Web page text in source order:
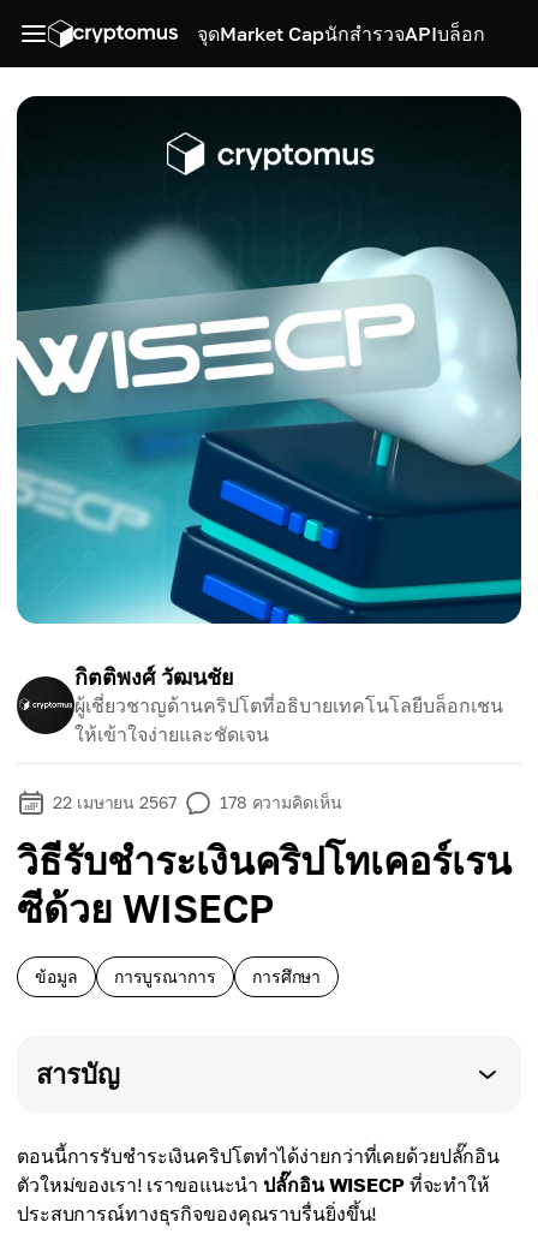
จุดMarket CapนักสำรวจAPIบล็อก
กิตติพงศ์ วัฒนชัย
ผู้เชี่ยวชาญด้านคริปโตที่อธิบายเทคโนโลยีบล็อกเชน
ให้เข้าใจง่ายและชัดเจน
22 เมษายน 2567 178 ความคิดเห็น
วิธีรับชำระเงินคริปโทเคอร์เรน
ซีด้วย WISECP
ข้อมูล การบูรณาการ การศึกษา
สารบัญ
ตอนนี้การรับชำระเงินคริปโตทำได้ง่ายกว่าที่เคยด้วยปลั๊กอิน
ตัวใหม่ของเรา! เราขอแนะนำปลั๊กอิน WISECPที่จะทำให้
ประสบการณ์ทางธุรกิจของคุณราบรื่นยิ่งขึ้น!